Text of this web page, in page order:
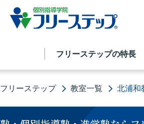
フリーステップの特長
フリーステップ 教室一覧 北浦和